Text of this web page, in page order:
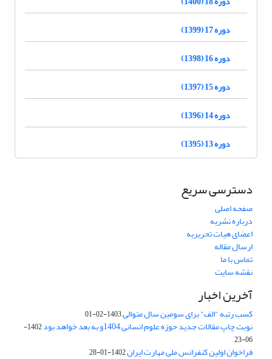
دوره 17 (1399)
دوره 16 (1398)
دوره 15 (1397)
دوره 14 (1396)
دوره 13 (1395)
دسترسی سریع
صفحه اصلی
درباره نشریه
اعضای هیات تحریریه
ارسال مقاله
تماس با ما
نقشه سایت
آخرین اخبار
کسب رتبه "الف" برای سومین سال متوالی1403-02-01
نوبت چاپ مقالات جدید حوزه علوم انسانی 1404و به بعد خواهد بود
1402-
06-23
فراخوان اولین کنفرانس ملی مهارت ایران1402-01-28